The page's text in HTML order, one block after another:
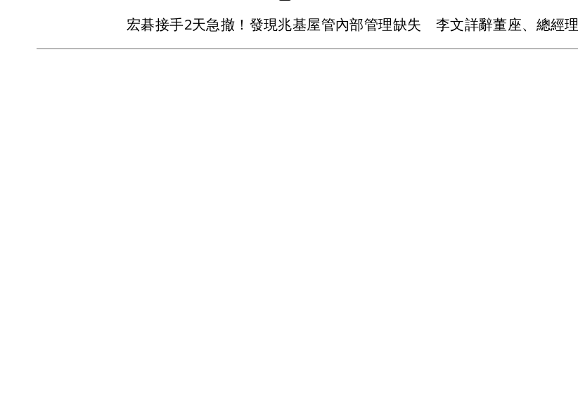
宏碁接手2天急撤！發現兆基屋管內部管理缺失 李文詳辭董座、總經理